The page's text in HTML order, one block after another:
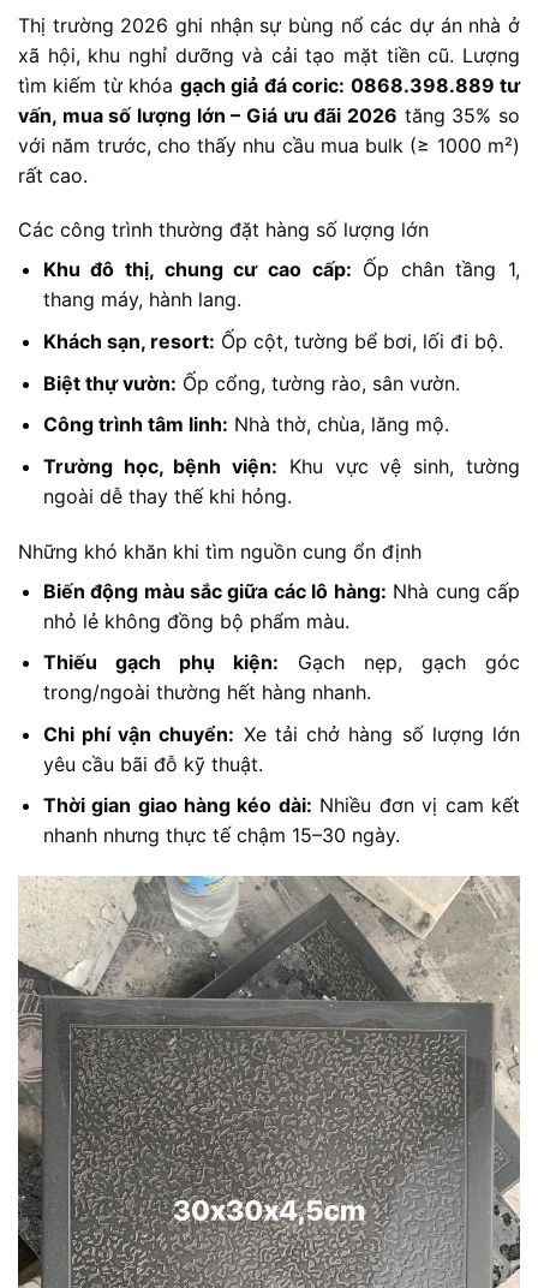
Thị trường 2026 ghi nhận sự bùng nổ các dự án nhà ở
xã hội, khu nghỉ dưỡng và cải tạo mặt tiền cũ. Lượng
tìm kiếm từ khóa gạch giả đá coric: 0868.398.889 tư
vấn, mua số lượng lớn – Giá ưu đãi 2026 tăng 35% so
với năm trước, cho thấy nhu cầu mua bulk (≥ 1000 m²)
rất cao.
Các công trình thường đặt hàng số lượng lớn
Khu đô thị, chung cư cao cấp: Ốp chân tầng 1,
thang máy, hành lang.
Khách sạn, resort: Ốp cột, tường bể bơi, lối đi bộ.
Biệt thự vườn: Ốp cổng, tường rào, sân vườn.
Công trình tâm linh: Nhà thờ, chùa, lăng mộ.
Trường học, bệnh viện: Khu vực vệ sinh, tường
ngoài dễ thay thế khi hỏng.
Những khó khăn khi tìm nguồn cung ổn định
Biến động màu sắc giữa các lô hàng: Nhà cung cấp
nhỏ lẻ không đồng bộ phẩm màu.
Thiếu gạch phụ kiện: Gạch nẹp, gạch góc
trong/ngoài thường hết hàng nhanh.
Chi phí vận chuyển: Xe tải chở hàng số lượng lớn
yêu cầu bãi đỗ kỹ thuật.
Thời gian giao hàng kéo dài: Nhiều đơn vị cam kết
nhanh nhưng thực tế chậm 15–30 ngày.